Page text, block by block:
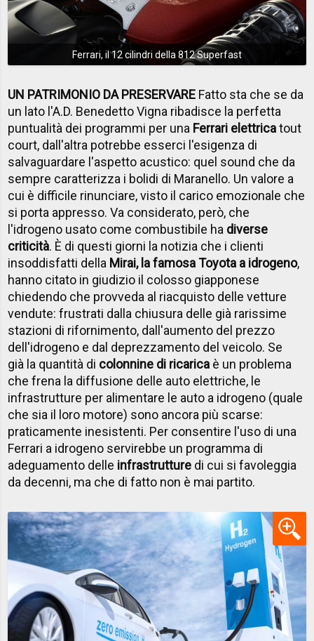
Ferrari, il 12 cilindri della 812 Superfast
UN PATRIMONIO DA PRESERVARE Fatto sta che se da
un lato l'A.D. Benedetto Vigna ribadisce la perfetta
puntualità dei programmi per una Ferrari elettricatout
court, dall'altra potrebbe esserci l'esigenza di
salvaguardare l'aspetto acustico: quel sound che da
sempre caratterizza i bolidi di Maranello. Un valore a
cui è difficile rinunciare, visto il carico emozionale che
si porta appresso. Va considerato, però, che
l'idrogeno usato come combustibile ha diverse
criticità. È di questi giorni la notizia che i clienti
insoddisfatti della Mirai, la famosa Toyota a idrogeno,
hanno citato in giudizio il colosso giapponese
chiedendo che provveda al riacquisto delle vetture
vendute: frustrati dalla chiusura delle già rarissime
stazioni di rifornimento, dall'aumento del prezzo
dell'idrogeno e dal deprezzamento del veicolo. Se
già la quantità di colonnine di ricarica è un problema
che frena la diffusione delle auto elettriche, le
infrastrutture per alimentare le auto a idrogeno (quale
che sia il loro motore) sono ancora più scarse:
praticamente inesistenti. Per consentire l'uso di una
Ferrari a idrogeno servirebbe un programma di
adeguamento delle infrastrutture di cui si favoleggia
da decenni, ma che di fatto non è mai partito.